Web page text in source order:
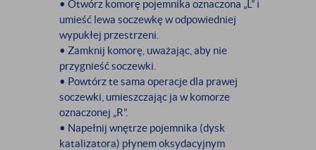
• Otwórz komorę pojemnika oznaczona „L” i
umieść lewa soczewkę w odpowiedniej
wypukłej przestrzeni.
• Zamknij komorę, uważając, aby nie
przygnieść soczewki.
• Powtórz te sama operacje dla prawej
soczewki, umieszczając ja w komorze
oznaczonej „R”.
• Napełnij wnętrze pojemnika (dysk
katalizatora) płynem oksydacyjnym